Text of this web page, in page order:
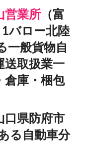
営業所 （富
バロー北陸
一般貨物自
送取扱業一
倉庫・梱包
口県防府市
る自動車分